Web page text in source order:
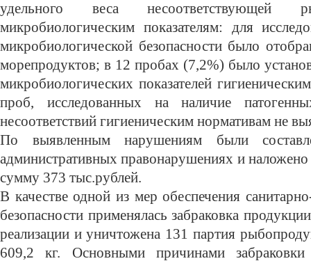
удельного веса несоответствующей
микробиологическим показателям: для
микробиологической безопасности было
морепродуктов; в 12 пробах (7,2%) было
микробиологических показателей
проб, исследованных на наличие
несоответствий гигиеническим нормативам не
По выявленным нарушениям были
административных правонарушениях и
сумму 373 тыс.рублей.
В качестве одной из мер обеспечения
безопасности применялась забраковка
реализации и уничтожена 131 партия
609,2 кг. Основными причинами забраковки